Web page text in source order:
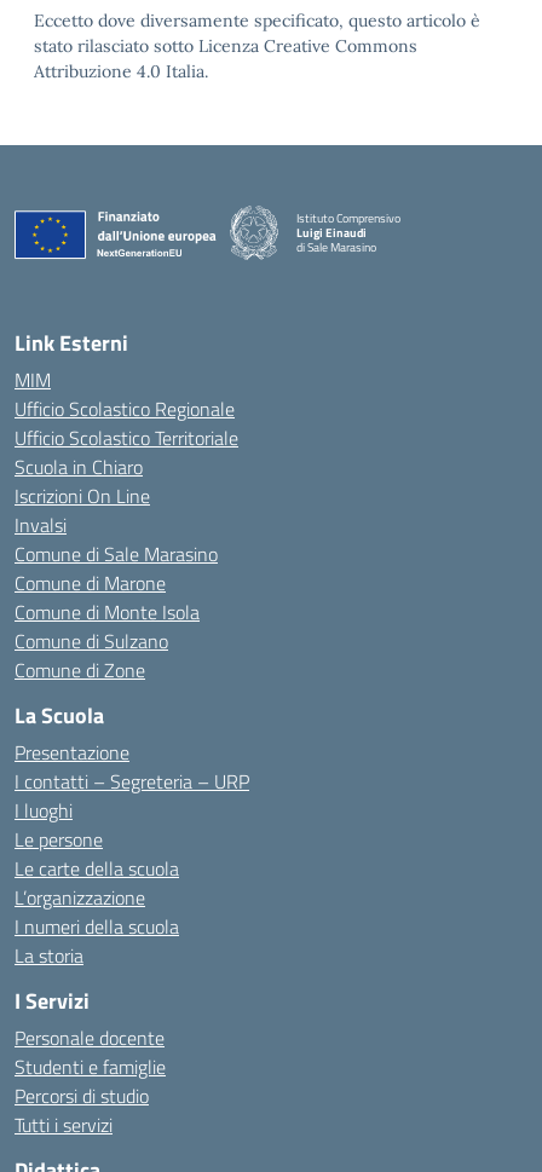
Eccetto dove diversamente specificato, questo articolo è
stato rilasciato sotto Licenza Creative Commons
Attribuzione 4.0 Italia.
Istituto Comprensivo
Luigi Einaudi
di Sale Marasino
Link Esterni
MIM
Ufficio Scolastico Regionale
Ufficio Scolastico Territoriale
Scuola in Chiaro
Iscrizioni On Line
Invalsi
Comune di Sale Marasino
Comune di Marone
Comune di Monte Isola
Comune di Sulzano
Comune di Zone
La Scuola
Presentazione
I contatti – Segreteria – URP
I luoghi
Le persone
Le carte della scuola
L’organizzazione
I numeri della scuola
La storia
I Servizi
Personale docente
Studenti e famiglie
Percorsi di studio
Tutti i servizi